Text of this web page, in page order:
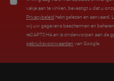
vakje aan te vinken, bevestigt u dat u
Privacybeleid hebt gelezen en aanvaard.
wij uw gegevens beschermen en
reCAPTCHA en is onderworpen aan de
gebruiksvoorwaarden van Google.